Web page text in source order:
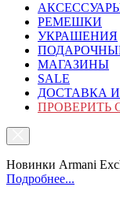
РЕМЕШКИ
УКРАШЕНИЯ
МАГАЗИНЫ
SALE
ДОСТАВКА
ПРОВЕРИТЬ
Новинки Armani
Подробнее...